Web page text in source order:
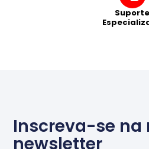
Suporte
Inscreva-se na
newsletter